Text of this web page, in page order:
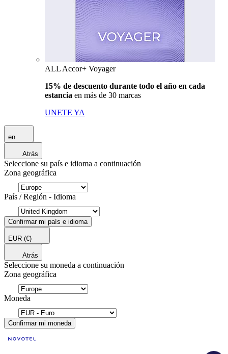
ALL Accor+ Voyager
15% de descuento durante todo el año en cada
estancia en más de 30 marcas
UNETE YA
en
Atrás
Seleccione su país e idioma a continuación
Zona geográfica
País / Región - Idioma
Confirmar mi país e idioma
EUR (€)
Atrás
Seleccione su moneda a continuación
Zona geográfica
Moneda
Confirmar mi moneda